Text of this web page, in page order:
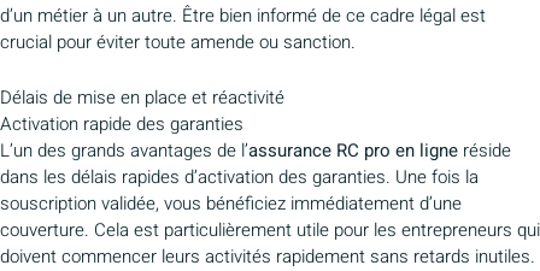
d’un métier à un autre. Être bien informé de ce cadre légal est
crucial pour éviter toute amende ou sanction.
Délais de mise en place et réactivité
Activation rapide des garanties
L’un des grands avantages de l’assurance RC pro en ligne réside
dans les délais rapides d’activation des garanties. Une fois la
souscription validée, vous bénéficiez immédiatement d’une
couverture. Cela est particulièrement utile pour les entrepreneurs qui
doivent commencer leurs activités rapidement sans retards inutiles.